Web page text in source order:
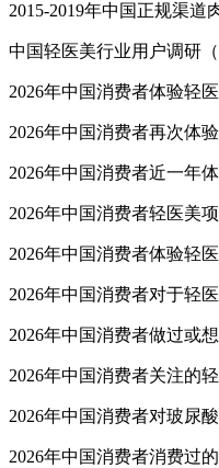
2015-2019年中国正规渠道
中国轻医美行业用户调研（
2026年中国消费者体验轻
2026年中国消费者再次体
2026年中国消费者近一年
2026年中国消费者轻医美
2026年中国消费者体验轻
2026年中国消费者对于轻
2026年中国消费者做过或
2026年中国消费者关注的
2026年中国消费者对玻尿
2026年中国消费者消费过